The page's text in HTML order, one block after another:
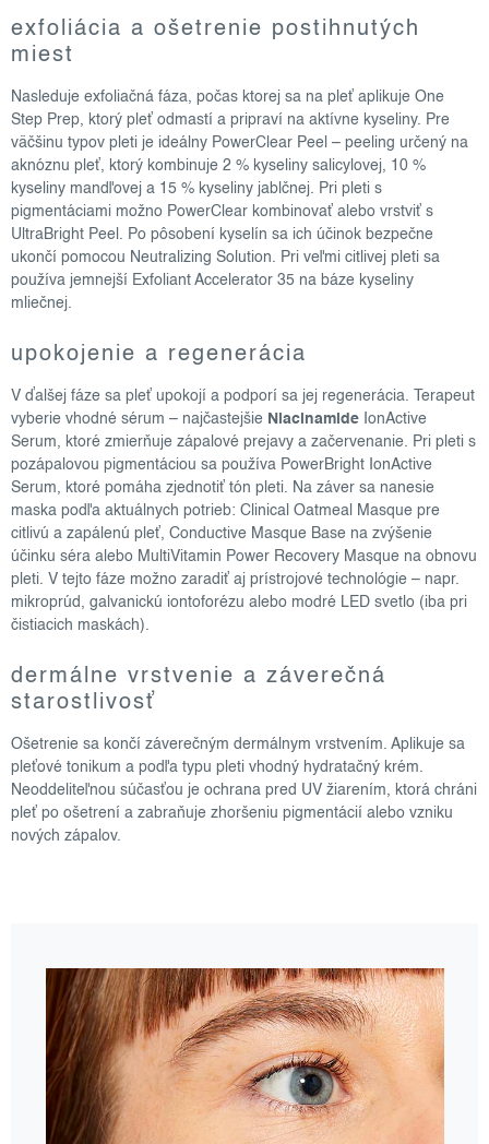
exfoliácia a ošetrenie postihnutých
miest
Nasleduje exfoliačná fáza, počas ktorej sa na pleť aplikuje One
Step Prep, ktorý pleť odmastí a pripraví na aktívne kyseliny. Pre
väčšinu typov pleti je ideálny PowerClear Peel – peeling určený na
aknóznu pleť, ktorý kombinuje 2 % kyseliny salicylovej, 10 %
kyseliny mandľovej a 15 % kyseliny jablčnej. Pri pleti s
pigmentáciami možno PowerClear kombinovať alebo vrstviť s
UltraBright Peel. Po pôsobení kyselín sa ich účinok bezpečne
ukončí pomocou Neutralizing Solution. Pri veľmi citlivej pleti sa
používa jemnejší Exfoliant Accelerator 35 na báze kyseliny
mliečnej.
upokojenie a regenerácia
V ďalšej fáze sa pleť upokojí a podporí sa jej regenerácia. Terapeut
vyberie vhodné sérum – najčastejšie Niacinamide IonActive
Serum, ktoré zmierňuje zápalové prejavy a začervenanie. Pri pleti s
pozápalovou pigmentáciou sa používa PowerBright IonActive
Serum, ktoré pomáha zjednotiť tón pleti. Na záver sa nanesie
maska podľa aktuálnych potrieb: Clinical Oatmeal Masque pre
citlivú a zapálenú pleť, Conductive Masque Base na zvýšenie
účinku séra alebo MultiVitamin Power Recovery Masque na obnovu
pleti. V tejto fáze možno zaradiť aj prístrojové technológie – napr.
mikroprúd, galvanickú iontoforézu alebo modré LED svetlo (iba pri
čistiacich maskách).
dermálne vrstvenie a záverečná
starostlivosť
Ošetrenie sa končí záverečným dermálnym vrstvením. Aplikuje sa
pleťové tonikum a podľa typu pleti vhodný hydratačný krém.
Neoddeliteľnou súčasťou je ochrana pred UV žiarením, ktorá chráni
pleť po ošetrení a zabraňuje zhoršeniu pigmentácií alebo vzniku
nových zápalov.